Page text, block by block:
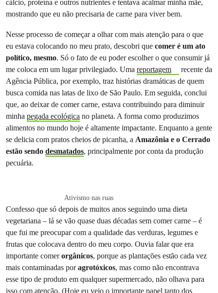
cálcio, proteína e outros nutrientes e tentava acalmar minha mãe,
mostrando que eu não precisaria de carne para viver bem.
Nesse processo de começar a olhar com mais atenção para o que
eu estava colocando no meu prato, descobri que comer é um ato
político, mesmo. Só o fato de eu poder escolher o que consumir já
me coloca em um lugar privilegiado. Uma reportagem
recente da
Agência Pública, por exemplo, traz histórias dramáticas de quem
busca comida nas latas de lixo de São Paulo. Em seguida, conclui
que, ao deixar de comer carne, estava contribuindo para diminuir
minha pegada ecológica no planeta. A forma como produzimos
alimentos no mundo hoje é altamente impactante. Enquanto a gente
se delicia com pratos cheios de picanha, a Amazônia e o Cerrado
estão sendo desmatados, principalmente por conta da produção
pecuária.
Ativismo nas ruas
Confesso que só depois de muitos anos seguindo uma dieta
vegetariana – lá se vão quase duas décadas sem comer carne – é
que fui me preocupar com a qualidade das verduras, legumes e
frutas que colocava dentro do meu corpo. Ouvia falar que era
importante comerorgânicos, porque as plantações estão cada vez
mais contaminadas poragrotóxicos, mas como não encontrava
esse tipo de produto em qualquer supermercado, não olhava para
isso com atenção. (Hoje eu vejo o importante papel tanto dos